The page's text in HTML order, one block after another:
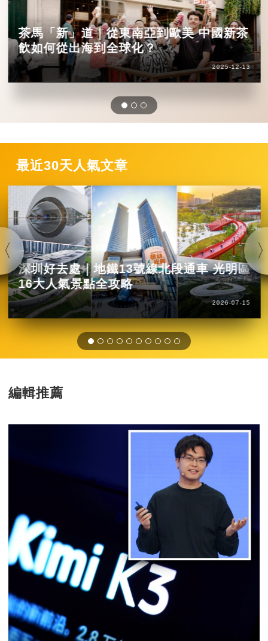
茶馬「新」道｜從東南亞到歐美 中國新茶
飲如何從出海到全球化？
2025-12-13
最近30天人氣文章
深圳好去處｜地鐵13號線北段通車 光明區
16大人氣景點全攻略
2026-07-15
編輯推薦